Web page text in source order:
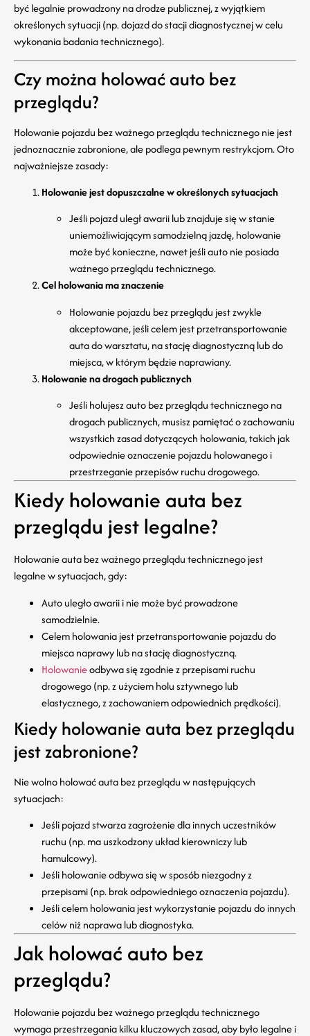
być legalnie prowadzony na drodze publicznej, z wyjątkiem
określonych sytuacji (np. dojazd do stacji diagnostycznej w celu
wykonania badania technicznego).
Czy można holować auto bez
przeglądu?
Holowanie pojazdu bez ważnego przeglądu technicznego nie jest
jednoznacznie zabronione, ale podlega pewnym restrykcjom. Oto
najważniejsze zasady:
Holowanie jest dopuszczalne w określonych sytuacjach
Jeśli pojazd uległ awarii lub znajduje się w stanie
uniemożliwiającym samodzielną jazdę, holowanie
może być konieczne, nawet jeśli auto nie posiada
ważnego przeglądu technicznego.
Cel holowania ma znaczenie
Holowanie pojazdu bez przeglądu jest zwykle
akceptowane, jeśli celem jest przetransportowanie
auta do warsztatu, na stację diagnostyczną lub do
miejsca, w którym będzie naprawiany.
Holowanie na drogach publicznych
Jeśli holujesz auto bez przeglądu technicznego na
drogach publicznych, musisz pamiętać o zachowaniu
wszystkich zasad dotyczących holowania, takich jak
odpowiednie oznaczenie pojazdu holowanego i
przestrzeganie przepisów ruchu drogowego.
Kiedy holowanie auta bez
przeglądu jest legalne?
Holowanie auta bez ważnego przeglądu technicznego jest
legalne w sytuacjach, gdy:
Auto uległo awarii i nie może być prowadzone
samodzielnie.
Celem holowania jest przetransportowanie pojazdu do
miejsca naprawy lub na stację diagnostyczną.
Holowanieodbywa się zgodnie z przepisami ruchu
drogowego (np. z użyciem holu sztywnego lub
elastycznego, z zachowaniem odpowiednich prędkości).
Kiedy holowanie auta bez przeglądu
jest zabronione?
Nie wolno holować auta bez przeglądu w następujących
sytuacjach:
Jeśli pojazd stwarza zagrożenie dla innych uczestników
ruchu (np. ma uszkodzony układ kierowniczy lub
hamulcowy).
Jeśli holowanie odbywa się w sposób niezgodny z
przepisami (np. brak odpowiedniego oznaczenia pojazdu).
Jeśli celem holowania jest wykorzystanie pojazdu do innych
celów niż naprawa lub diagnostyka.
Jak holować auto bez
przeglądu?
Holowanie pojazdu bez ważnego przeglądu technicznego
wymaga przestrzegania kilku kluczowych zasad, aby było legalne i